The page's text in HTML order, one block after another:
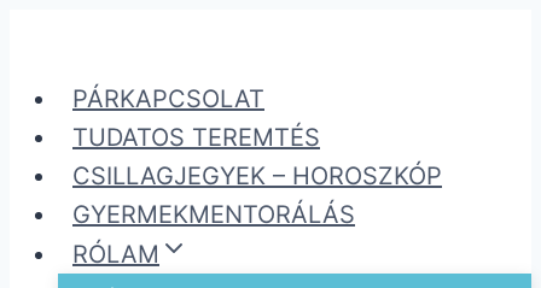
contentPÁRKAPCSOLAT
TUDATOS TEREMTÉS
CSILLAGJEGYEK – HOROSZKÓP
GYERMEKMENTORÁLÁS
RÓLAM